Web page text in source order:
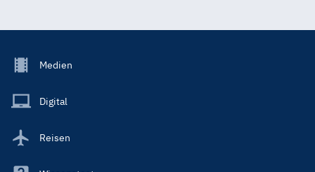
Footer
Main
Medien
Digital
Reisen